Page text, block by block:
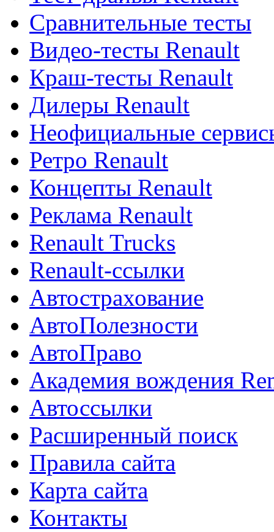
Сравнительные тесты
Видео-тесты Renault
Краш-тесты Renault
Дилеры Renault
Неофициальные
Ретро Renault
Концепты Renault
Реклама Renault
Renault Trucks
Renault-ссылки
Автострахование
АвтоПолезности
АвтоПраво
Академия вождения
Автоссылки
Расширенный поиск
Правила сайта
Карта сайта
Контакты